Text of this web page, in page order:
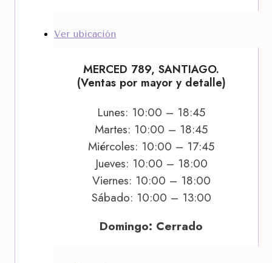
Ver ubicación
MERCED 789, SANTIAGO.
(Ventas por mayor y detalle)
Lunes: 10:00 – 18:45
Martes: 10:00 – 18:45
Miércoles: 10:00 – 17:45
Jueves: 10:00 – 18:00
Viernes: 10:00 – 18:00
Sábado: 10:00 – 13:00
Domingo: Cerrado